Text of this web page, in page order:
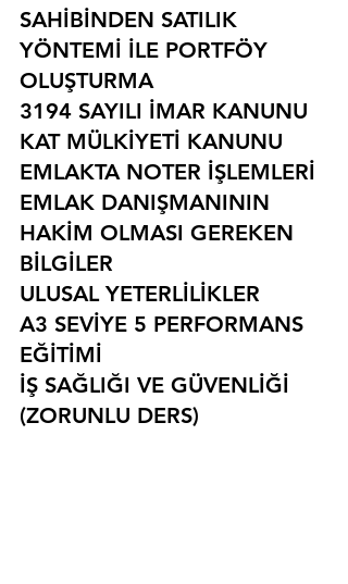
SAHİBİNDEN SATILIK
YÖNTEMİ İLE PORTFÖY
OLUŞTURMA
3194 SAYILI İMAR KANUNU
KAT MÜLKİYETİ KANUNU
EMLAKTA NOTER İŞLEMLERİ
EMLAK DANIŞMANININ
HAKİM OLMASI GEREKEN
BİLGİLER
ULUSAL YETERLİLİKLER
A3 SEVİYE 5 PERFORMANS
EĞİTİMİ
İŞ SAĞLIĞI VE GÜVENLİĞİ
(ZORUNLU DERS)